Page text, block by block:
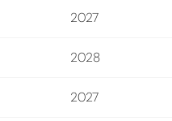
2027
2028
2027